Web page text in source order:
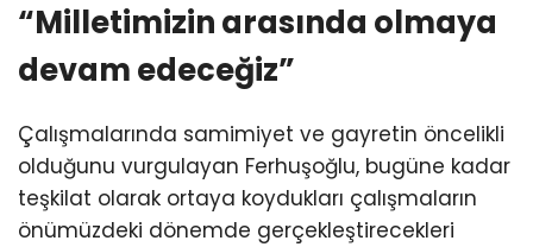
“Milletimizin arasında olmaya
devam edeceğiz”
Çalışmalarında samimiyet ve gayretin öncelikli
olduğunu vurgulayan Ferhuşoğlu, bugüne kadar
teşkilat olarak ortaya koydukları çalışmaların
önümüzdeki dönemde gerçekleştirecekleri